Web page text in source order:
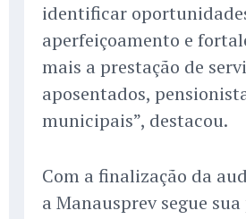
identificar
aperfeiçoamento e
mais a prestação de
aposentados,
municipais”, destacou.
Com a finalização da
a Manausprev segue